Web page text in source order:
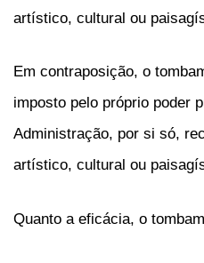
artístico, cultural ou
Em contraposição, o
imposto pelo próprio poder
Administração, por si só,
artístico, cultural ou
Quanto a eficácia, o